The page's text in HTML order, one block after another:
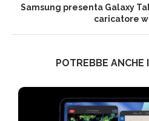
Samsung presenta Galaxy
caricatore
POTREBBE ANCHE